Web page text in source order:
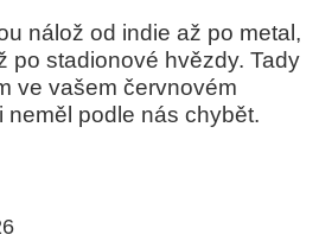
nálož od indie až po metal,
po stadionové hvězdy. Tady
ve vašem červnovém
neměl podle nás chybět.